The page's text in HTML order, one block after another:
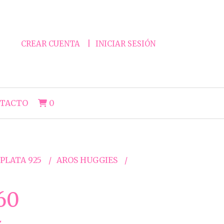
CREAR CUENTA INICIAR SESIÓN
0
925
AROS HUGGIES